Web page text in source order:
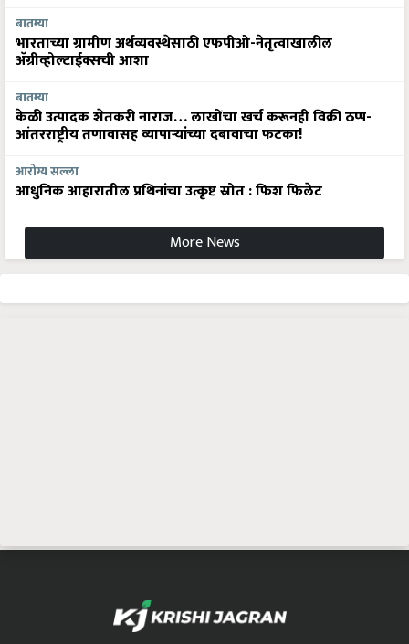
बातम्या
भारताच्या ग्रामीण अर्थव्यवस्थेसाठी एफपीओ-नेतृत्वाखालील
अ‍ॅग्रीव्होल्टाईक्सची आशा
बातम्या
केळी उत्पादक शेतकरी नाराज… लाखोंचा खर्च करूनही विक्री ठप्प-
आंतरराष्ट्रीय तणावासह व्यापाऱ्यांच्या दबावाचा फटका!
आरोग्य सल्ला
आधुनिक आहारातील प्रथिनांचा उत्कृष्ट स्रोत : फिश फिलेट
More News